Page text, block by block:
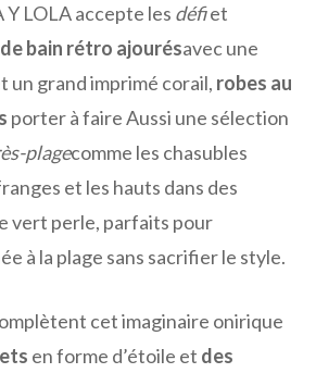
LOLA accepte les défiet
bain rétro ajourésavec une
un grand imprimé corail, robes au
porter à faire Aussi une sélection
plagecomme les chasubles
et les hauts dans des
vert perle, parfaits pour
à la plage sans sacrifier le style.
cet imaginaire onirique
en forme d’étoile et des